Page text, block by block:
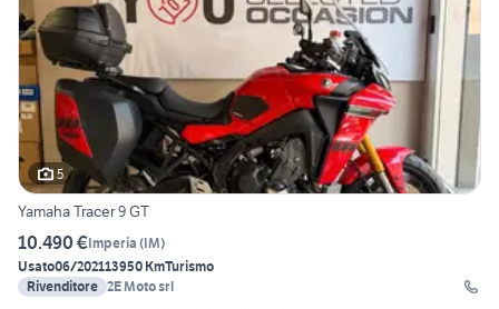
5
Yamaha Tracer 9 GT
10.490 €Imperia (IM)
Usato06/202113950 KmTurismo
Rivenditore 2E Moto srl